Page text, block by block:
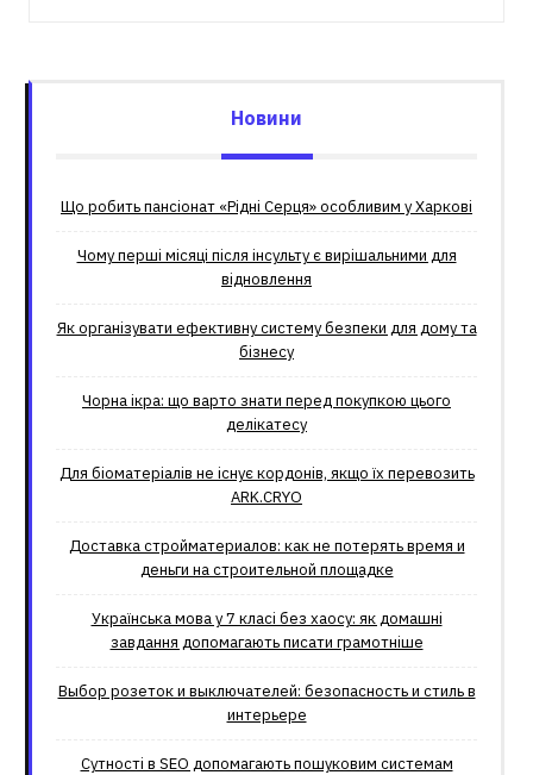
Новини
Що робить пансіонат «Рідні Серця» особливим у Харкові
Чому перші місяці після інсульту є вирішальними для
відновлення
Як організувати ефективну систему безпеки для дому та
бізнесу
Чорна ікра: що варто знати перед покупкою цього
делікатесу
Для біоматеріалів не існує кордонів, якщо їх перевозить
ARK.CRYO
Доставка стройматериалов: как не потерять время и
деньги на строительной площадке
Українська мова у 7 класі без хаосу: як домашні
завдання допомагають писати грамотніше
Выбор розеток и выключателей: безопасность и стиль в
интерьере
Сутності в SEO допомагають пошуковим системам